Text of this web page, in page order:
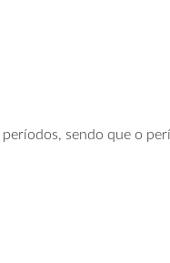
sendo que o